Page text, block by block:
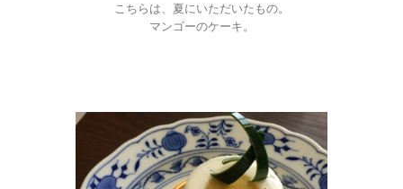
こちらは、夏にいただいたもの。
マンゴーのケーキ。